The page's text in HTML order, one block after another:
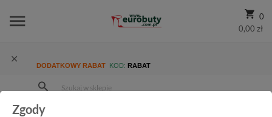
0
0,00 zł
DODATKOWY RABAT KOD: RABAT
Zgody